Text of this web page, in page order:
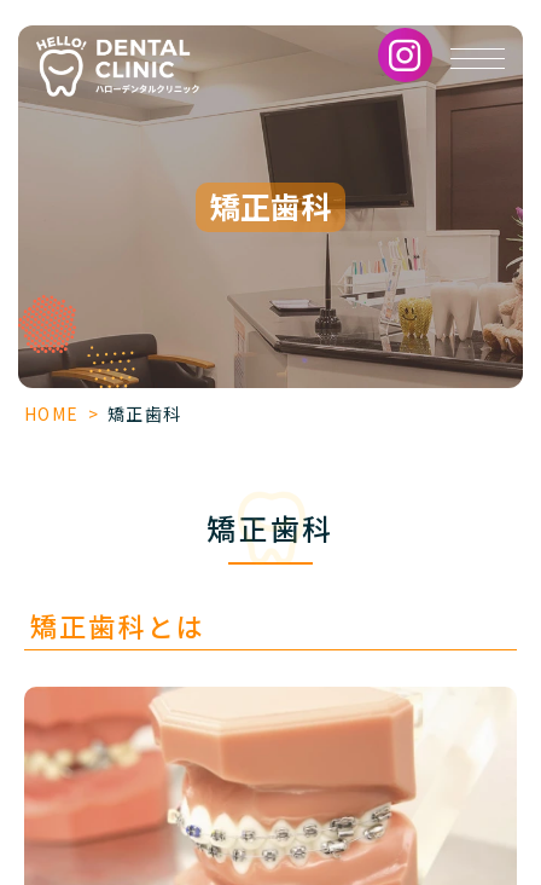
矯
正
歯
矯正歯科
HOME > 矯正歯科
矯正歯科
矯正歯科とは